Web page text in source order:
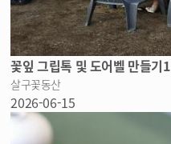
꽃잎 그립톡 및 도어벨 만들기1
살구꽃동산
2026-06-15